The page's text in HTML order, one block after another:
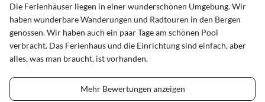
Die Ferienhäuser liegen in einer wunderschönen Umgebung. Wir
haben wunderbare Wanderungen und Radtouren in den Bergen
genossen. Wir haben auch ein paar Tage am schönen Pool
verbracht. Das Ferienhaus und die Einrichtung sind einfach, aber
alles, was man braucht, ist vorhanden.
Mehr Bewertungen anzeigen